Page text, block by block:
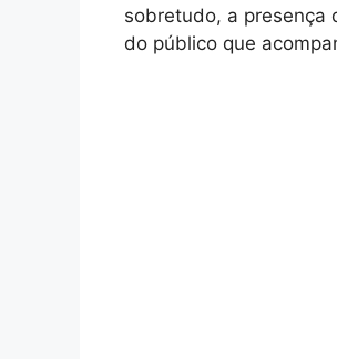
sobretudo, a presença
do público que